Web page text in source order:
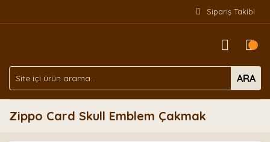
Sipariş Takibi
ARA
Zippo Card Skull Emblem Çakmak